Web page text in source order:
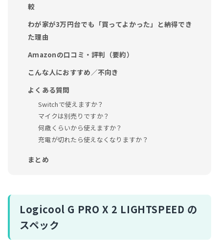
較
わが家が3万円台でも「買ってよかった」と納得でき
た理由
Amazonの口コミ・評判（要約）
こんな人におすすめ／不向き
よくある質問
Switchで使えますか？
マイクは別売りですか？
何歳くらいから使えますか？
充電が切れたら使えなくなりますか？
まとめ
Logicool G PRO X 2 LIGHTSPEED の
スペック